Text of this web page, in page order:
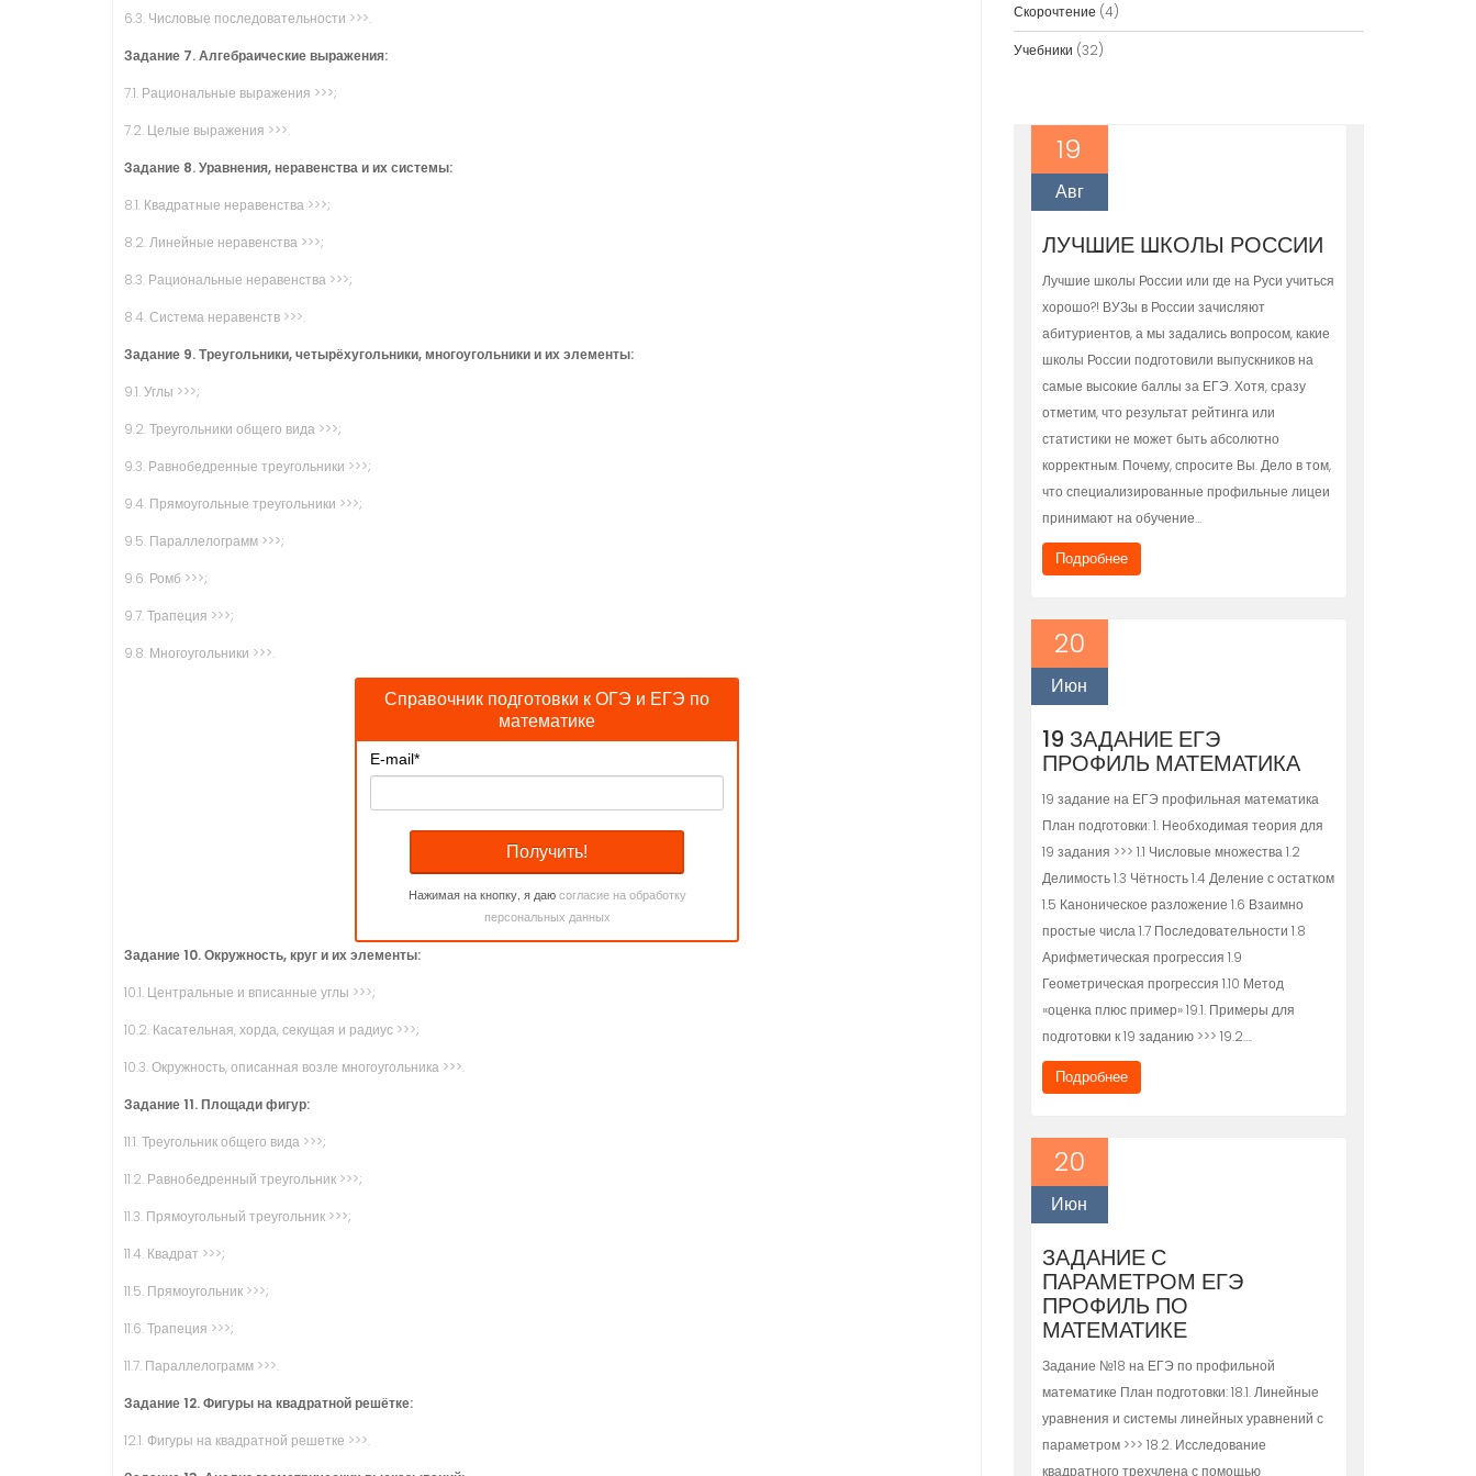
6.3. Числовые последовательности >>>.
Задание 7. Алгебраические выражения:
7.1. Рациональные выражения >>>;
7.2. Целые выражения >>>.
Задание 8. Уравнения, не­ра­вен­ства и их системы:
8.1. Квадратные неравенства >>>;
8.2. Линейные неравенства >>>;
8.3. Рациональные неравенства >>>;
8.4. Система неравенств >>>.
Задание 9. Треугольники, четырёхугольники, многоугольники и их элементы:
9.1. Углы >>>;
9.2. Треугольники общего вида >>>;
9.3. Равнобедренные треугольники >>>;
9.4. Прямоугольные треугольники >>>;
9.5. Параллелограмм >>>;
9.6. Ромб >>>;
9.7. Трапеция >>>;
9.8. Многоугольники >>>.
Справочник подготовки к ОГЭ и ЕГЭ по
математике
E-mail*
Нажимая на кнопку, я даюсогласие на обработку
персональных данных
Задание 10. Окружность, круг и их элементы:
10.1. Центральные и вписанные углы >>>;
10.2. Касательная, хорда, секущая и радиус >>>;
10.3. Окружность, описанная возле многоугольника >>>.
Задание 11. Площади фигур:
11.1. Треугольник общего вида >>>;
11.2. Равнобедренный треугольник >>>;
11.3. Прямоугольный треугольник >>>;
11.4. Квадрат >>>;
11.5. Прямоугольник >>>;
11.6. Трапеция >>>;
11.7. Параллелограмм >>>.
Задание 12. Фигуры на квадратной решётке:
12.1. Фигуры на квадратной решетке >>>.
Скорочтение (4)
Учебники (32)
19
Авг
ЛУЧШИЕ ШКОЛЫ РОССИИ
Лучшие школы России или где на Руси учиться
хорошо?! ВУЗы в России зачисляют
абитуриентов, а мы задались вопросом, какие
школы России подготовили выпускников на
самые высокие баллы за ЕГЭ. Хотя, сразу
отметим, что результат рейтинга или
статистики не может быть абсолютно
корректным. Почему, спросите Вы. Дело в том,
что специализированные профильные лицеи
принимают на обучение…
Подробнее
20
Июн
19 ЗАДАНИЕ ЕГЭ
ПРОФИЛЬ МАТЕМАТИКА
19 задание на ЕГЭ профильная математика
План подготовки: 1. Необходимая теория для
19 задания >>> 1.1 Числовые множества 1.2
Делимость 1.3 Чётность 1.4 Деление с остатком
1.5 Каноническое разложение 1.6 Взаимно
простые числа 1.7 Последовательности 1.8
Арифметическая прогрессия 1.9
Геометрическая прогрессия 1.10 Метод
«оценка плюс пример» 19.1. Примеры для
подготовки к 19 заданию >>> 19.2….
Подробнее
20
Июн
ЗАДАНИЕ С
ПАРАМЕТРОМ ЕГЭ
ПРОФИЛЬ ПО
МАТЕМАТИКЕ
Задание №18 на ЕГЭ по профильной
математике План подготовки: 18.1. Линейные
уравнения и системы линейных уравнений с
параметром >>> 18.2. Исследование
квадратного трехчлена с помощью